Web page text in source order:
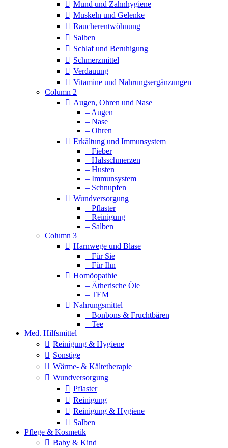
Mund und Zahnhygiene
Muskeln und Gelenke
Raucherentwöhnung
Salben
Schlaf und Beruhigung
Schmerzmittel
Verdauung
Vitamine und Nahrungsergänzungen
Column 2
Augen, Ohren und Nase
– Augen
– Nase
– Ohren
Erkältung und Immunsystem
– Fieber
– Halsschmerzen
– Husten
– Immunsystem
– Schnupfen
Wundversorgung
– Pflaster
– Reinigung
– Salben
Column 3
Harnwege und Blase
– Für Sie
– Für Ihn
Homöopathie
– Ätherische Öle
– TEM
Nahrungsmittel
– Bonbons & Fruchtbären
– Tee
Med. Hilfsmittel
Reinigung & Hygiene
Sonstige
Wärme- & Kältetherapie
Wundversorgung
Pflaster
Reinigung
Reinigung & Hygiene
Salben
Pflege & Kosmetik
Baby & Kind